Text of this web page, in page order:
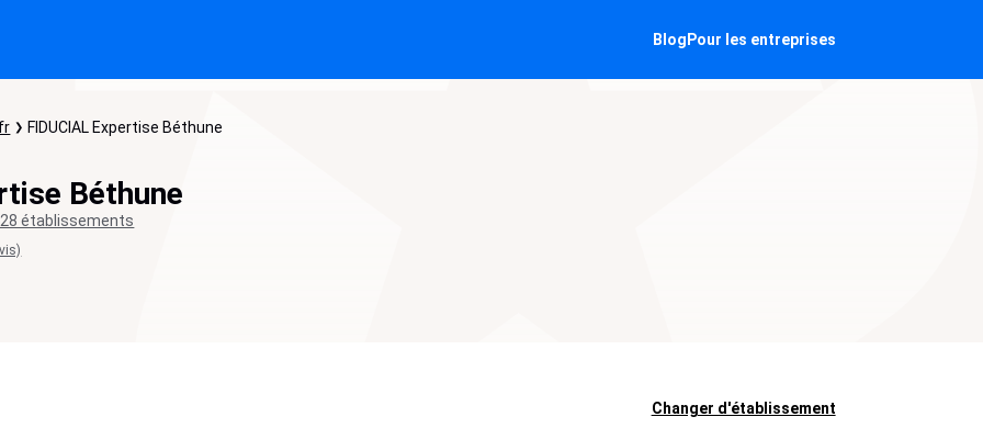
Blog Pour les entreprises
FIDUCIAL Expertise Béthune
Béthune
établissements
Changer d'établissement